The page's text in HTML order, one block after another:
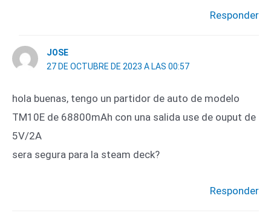
Responder
JOSE
27 DE OCTUBRE DE 2023 A LAS 00:57
hola buenas, tengo un partidor de auto de modelo
TM10E de 68800mAh con una salida use de ouput de
5V/2A
sera segura para la steam deck?
Responder